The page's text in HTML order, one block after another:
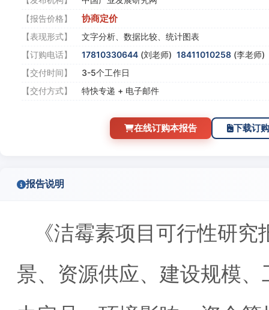
【报告价格】
协商定价
【表现形式】
文字分析、数据比较、统计图表
【订购电话】
17810330644 (刘老师) 18411010258 (李老师)
【交付时间】
3-5个工作日
【交付方式】
特快专递 + 电子邮件
在线订购本报告 下载订
报告说明
《洁霉素项目可行性研
景、资源供应、建设规模